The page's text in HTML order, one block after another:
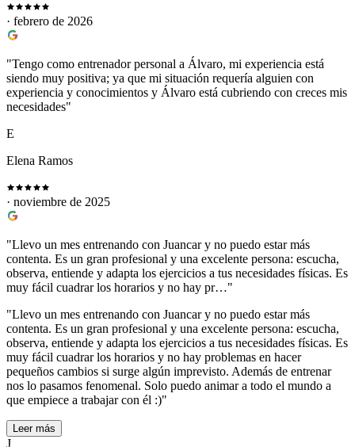
· febrero de 2026
"Tengo como entrenador personal a Álvaro, mi experiencia está
siendo muy positiva; ya que mi situación requería alguien con
experiencia y conocimientos y Álvaro está cubriendo con creces mis
necesidades"
E
Elena Ramos
· noviembre de 2025
"Llevo un mes entrenando con Juancar y no puedo estar más
contenta. Es un gran profesional y una excelente persona: escucha,
observa, entiende y adapta los ejercicios a tus necesidades físicas. Es
muy fácil cuadrar los horarios y no hay pr…"
"Llevo un mes entrenando con Juancar y no puedo estar más
contenta. Es un gran profesional y una excelente persona: escucha,
observa, entiende y adapta los ejercicios a tus necesidades físicas. Es
muy fácil cuadrar los horarios y no hay problemas en hacer
pequeños cambios si surge algún imprevisto. Además de entrenar
nos lo pasamos fenomenal. Solo puedo animar a todo el mundo a
que empiece a trabajar con él :)"
Leer más
J